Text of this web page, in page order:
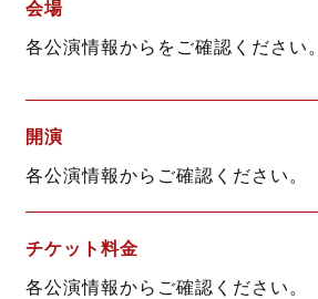
会場
各公演情報からをご確認ください。
開演
各公演情報からご確認ください。
チケット料金
各公演情報からご確認ください。